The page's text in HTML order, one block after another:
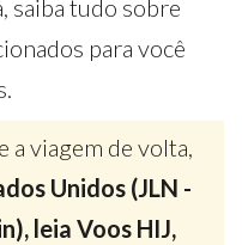
saiba tudo sobre
para você
a viagem de volta,
Unidos (JLN -
leia Voos HIJ,